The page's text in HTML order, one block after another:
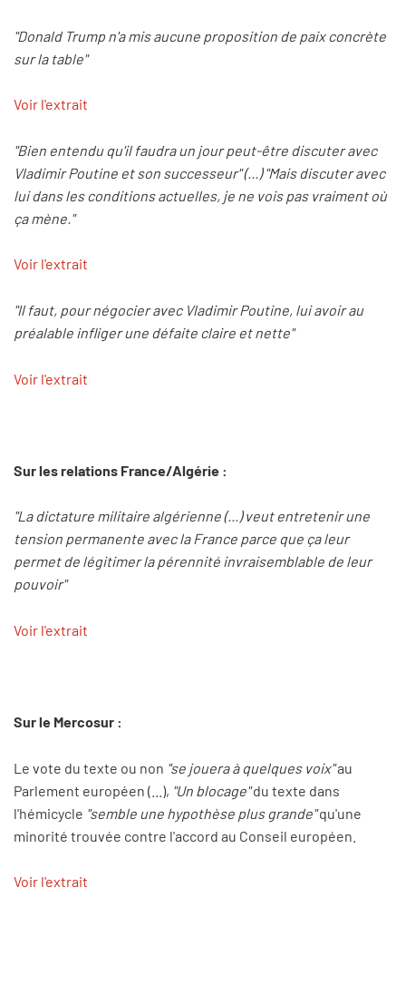
"Donald Trump n'a mis aucune proposition de paix concrète
sur la table"
Voir l'extrait
"Bien entendu qu'il faudra un jour peut-être discuter avec
Vladimir Poutine et son successeur" (...) "Mais discuter avec
lui dans les conditions actuelles, je ne vois pas vraiment où
ça mène."
Voir l'extrait
"Il faut, pour négocier avec Vladimir Poutine, lui avoir au
préalable infliger une défaite claire et nette"
Voir l'extrait
Sur les relations France/Algérie :
"La dictature militaire algérienne (...) veut entretenir une
tension permanente avec la France parce que ça leur
permet de légitimer la pérennité invraisemblable de leur
pouvoir"
Voir l'extrait
Sur le Mercosur :
Le vote du texte ou non "se jouera à quelques voix"au
Parlement européen (...), "Un blocage"du texte dans
l'hémicycle "semble une hypothèse plus grande"qu'une
minorité trouvée contre l'accord au Conseil européen.
Voir l'extrait